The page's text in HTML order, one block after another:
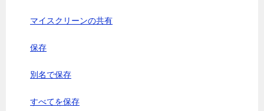
マイスクリーンの共有
保存
別名で保存
すべてを保存